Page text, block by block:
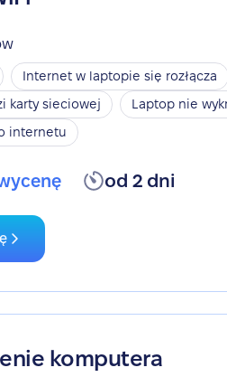
Internet w laptopie się rozłącza
karty sieciowej
Laptop nie
internetu
od 2 dni
komputera